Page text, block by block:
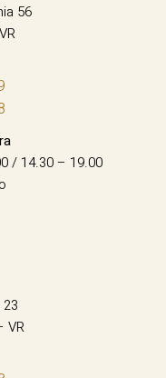
56
/ 14.30 – 19.00
VR